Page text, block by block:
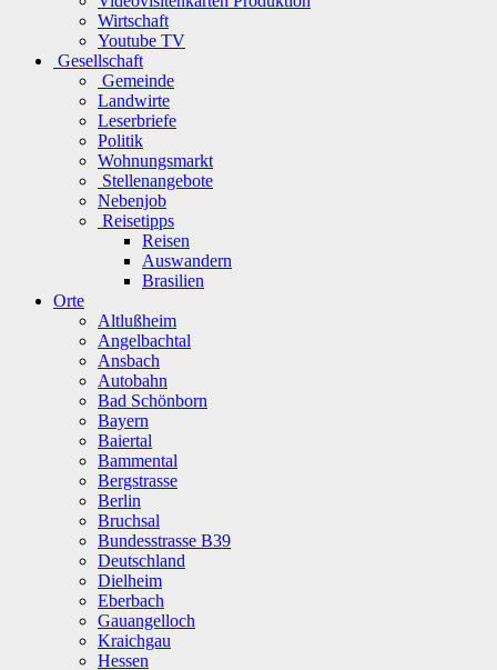
Wirtschaft
Youtube TV
Gesellschaft
Gemeinde
Landwirte
Leserbriefe
Politik
Wohnungsmarkt
Stellenangebote
Nebenjob
Reisetipps
Reisen
Auswandern
Brasilien
Orte
Altlußheim
Angelbachtal
Ansbach
Autobahn
Bad Schönborn
Bayern
Baiertal
Bammental
Bergstrasse
Berlin
Bruchsal
Bundesstrasse B39
Deutschland
Dielheim
Eberbach
Gauangelloch
Kraichgau
Hessen